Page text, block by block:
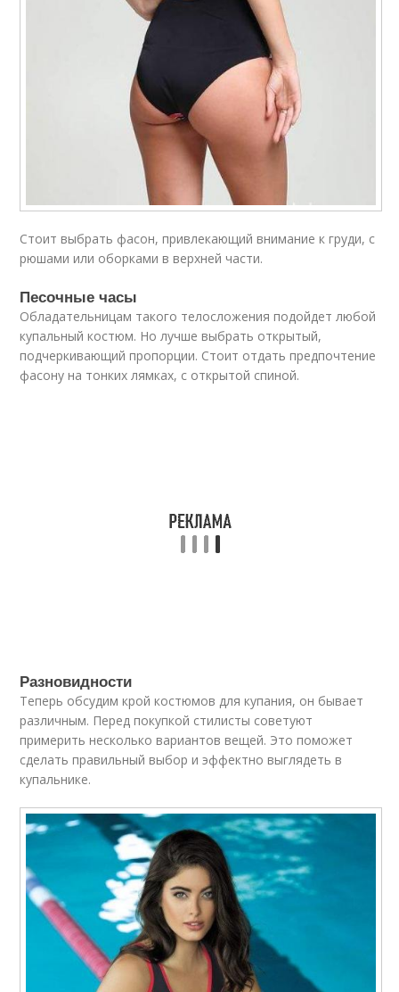
Стоит выбрать фасон, привлекающий внимание к груди, с
рюшами или оборками в верхней части.
Песочные часы
Обладательницам такого телосложения подойдет любой
купальный костюм. Но лучше выбрать открытый,
подчеркивающий пропорции. Стоит отдать предпочтение
фасону на тонких лямках, с открытой спиной.
Разновидности
Теперь обсудим крой костюмов для купания, он бывает
различным. Перед покупкой стилисты советуют
примерить несколько вариантов вещей. Это поможет
сделать правильный выбор и эффектно выглядеть в
купальнике.